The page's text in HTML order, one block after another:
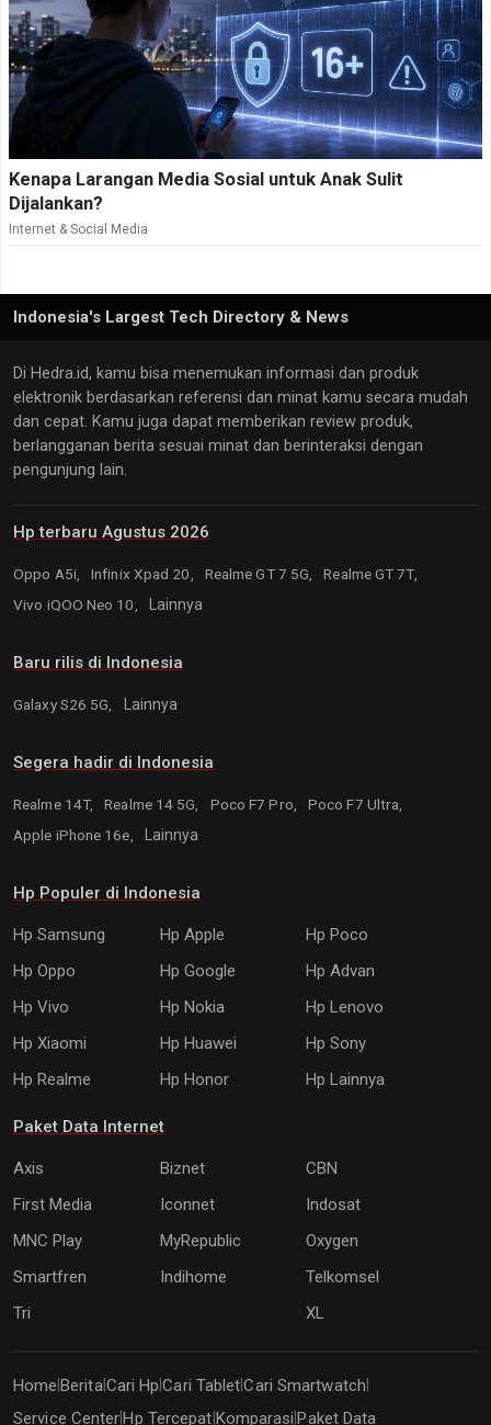
Kenapa Larangan Media Sosial untuk Anak Sulit
Dijalankan?
Internet & Social Media
Indonesia's Largest Tech Directory & News
Di Hedra.id, kamu bisa menemukan informasi dan produk
elektronik berdasarkan referensi dan minat kamu secara mudah
dan cepat. Kamu juga dapat memberikan review produk,
berlangganan berita sesuai minat dan berinteraksi dengan
pengunjung lain.
Hp terbaru Agustus 2026
Oppo A5i, Infinix Xpad 20, Realme GT 7 5G,
Realme GT 7T,
Vivo iQOO Neo 10,
Lainnya
Baru rilis di Indonesia
Galaxy S26 5G, Lainnya
Segera hadir di Indonesia
Realme 14T, Realme 14 5G, Poco F7 Pro,
Poco F7 Ultra,
Apple iPhone 16e,
Lainnya
Hp Populer di Indonesia
Hp Samsung Hp Apple
Hp Poco
Hp Oppo
Hp Google
Hp Advan
Hp Vivo
Hp Nokia
Hp Lenovo
Hp Xiaomi
Hp Huawei
Hp Sony
Hp Realme
Hp Honor Hp Lainnya
Paket Data Internet
Axis Biznet
CBN
First Media
Iconnet
Indosat
MNC Play
MyRepublic
Oxygen
Smartfren
Indihome
Telkomsel
Tri
XL
Home Berita Cari Hp |Cari Tablet|Cari Smartwatch
Service Center|Hp Tercepat Komparasi |Paket Data